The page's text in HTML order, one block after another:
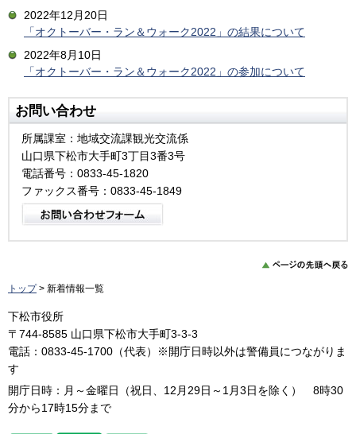
2022年12月20日
「オクトーバー・ラン＆ウォーク2022」の結果について
2022年8月10日
「オクトーバー・ラン＆ウォーク2022」の参加について
お問い合わせ
所属課室：地域交流課観光交流係
山口県下松市大手町3丁目3番3号
電話番号：0833-45-1820
ファックス番号：0833-45-1849
トップ> 新着情報一覧
下松市役所
〒744-8585 山口県下松市大手町3-3-3
電話：0833-45-1700（代表）※開庁日時以外は警備員につながりま
す
開庁日時：月～金曜日（祝日、12月29日～1月3日を除く） 8時30
分から17時15分まで